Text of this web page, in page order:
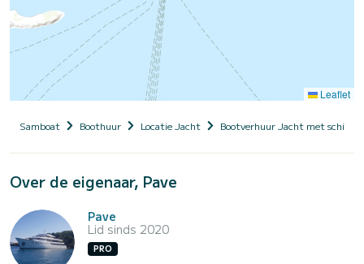
Leaflet
Samboat Boothuur Locatie Jacht Bootverhuur Jacht met schipper
Over de eigenaar, Pave
Pave
Lid sinds 2020
PRO